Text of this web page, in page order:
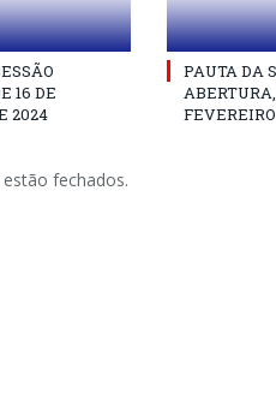
16 DE
2024
PAUTA DA
fechados.